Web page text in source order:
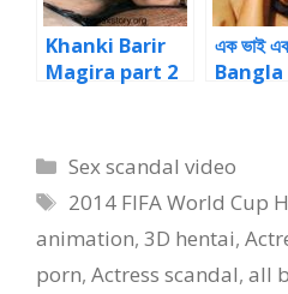
Khanki Barir
Magira part 2
এক ভাই
Categories
Sex scandal video
Tags
2014 FIFA World Cup
animation, 3D hentai,
porn, Actress scandal, all